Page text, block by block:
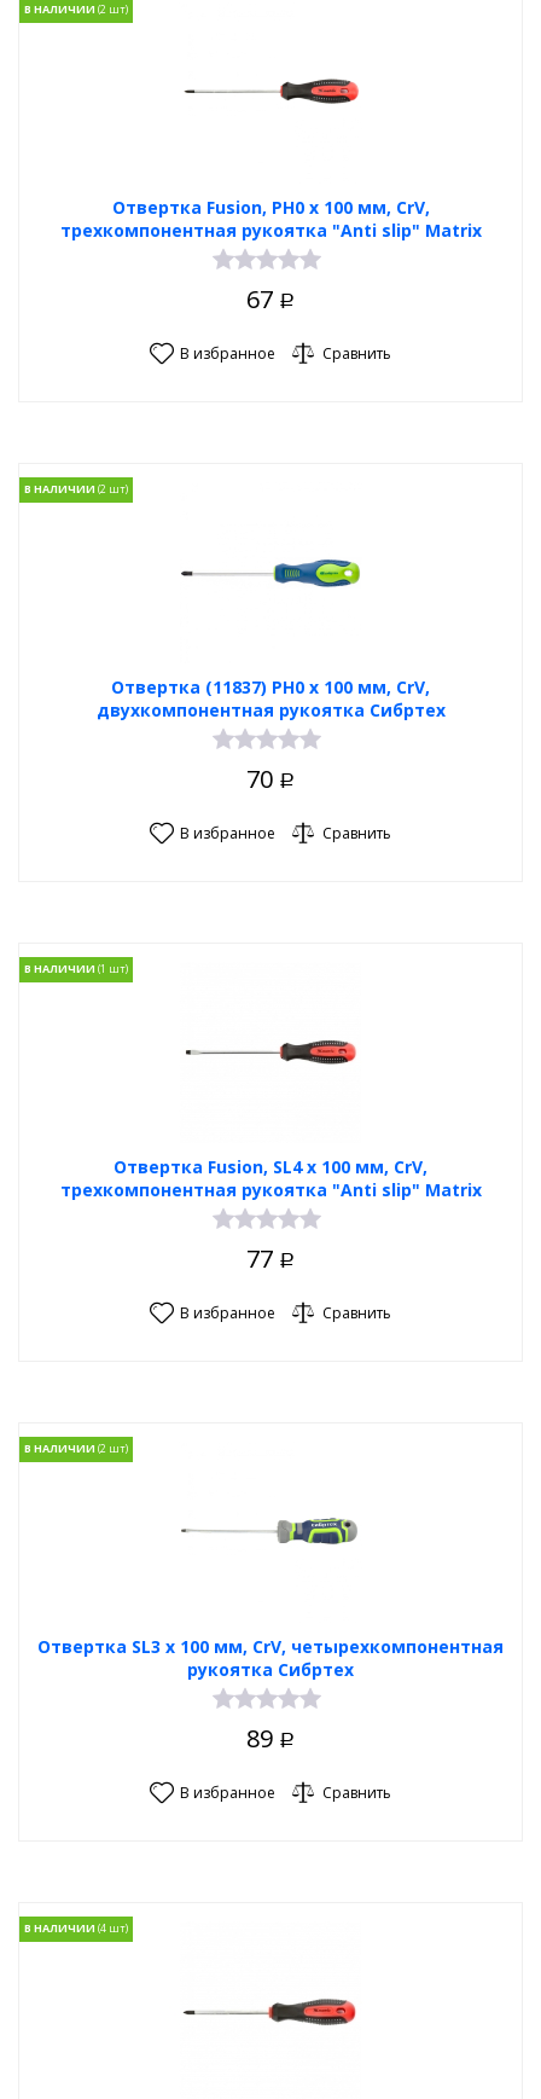
Отвертка Fusion, PH0 х 100 мм, CrV,
трехкомпонентная рукоятка "Anti slip" Matrix
В НАЛИЧИИ
67 Р
В избранное Сравнить
Отвертка (11837) PH0 х 100 мм, CrV,
двухкомпонентная рукоятка Сибртех
В НАЛИЧИИ
70 Р
В избранное Сравнить
Отвертка Fusion, SL4 х 100 мм, CrV,
трехкомпонентная рукоятка "Anti slip" Matrix
В НАЛИЧИИ
77 Р
В избранное Сравнить
Отвертка SL3 х 100 мм, CrV, четырехкомпонентная
рукоятка Сибртех
В НАЛИЧИИ
89 Р
В избранное Сравнить
В НАЛИЧИИ